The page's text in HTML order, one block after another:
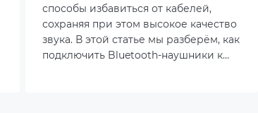
способы избавиться от кабелей,
сохраняя при этом высокое качество
звука. В этой статье мы разберём, как
подключить Bluetooth-наушники к